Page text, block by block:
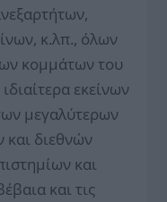
κ.λπ., όλων
κομμάτων του
εκείνων
μεγαλύτερων
και διεθνών
και
και τις